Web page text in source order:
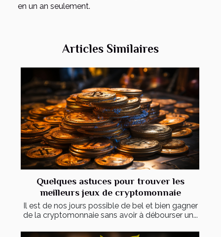
en un an seulement.
Articles Similaires
Quelques astuces pour trouver les
meilleurs jeux de cryptomonnaie
Il est de nos jours possible de bel et bien gagner
de la cryptomonnaie sans avoir à débourser un...